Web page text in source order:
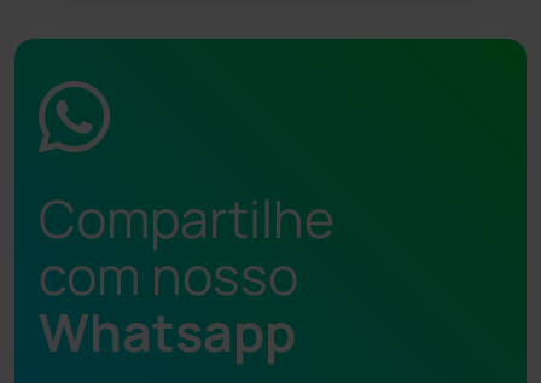
Compartilhe
com nosso
Whatsapp